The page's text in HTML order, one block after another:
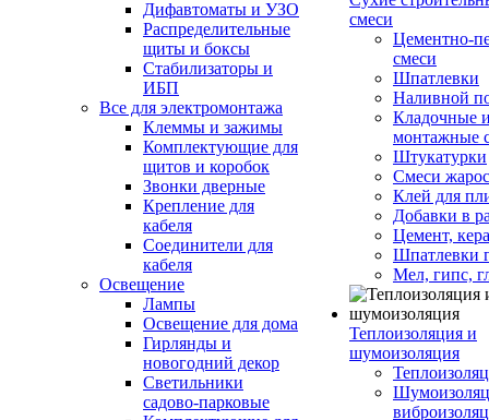
Дифавтоматы и УЗО
Распределительные
щиты и боксы
Стабилизаторы и
ИБП
Все для электромонтажа
Клеммы и зажимы
Комплектующие для
щитов и коробок
Звонки дверные
Крепление для
кабеля
Соединители для
кабеля
Освещение
Лампы
Освещение для дома
Гирлянды и
новогодний декор
Светильники
садово-парковые
смеси
Цементно-
смеси
Шпатлевки
Наливной
Кладочные
монтажные
Штукатурки
Смеси
Клей для
Добавки в
Цемент,
Шпатлевки
Мел, гипс,
Теплоизоляция и
шумоизоляция